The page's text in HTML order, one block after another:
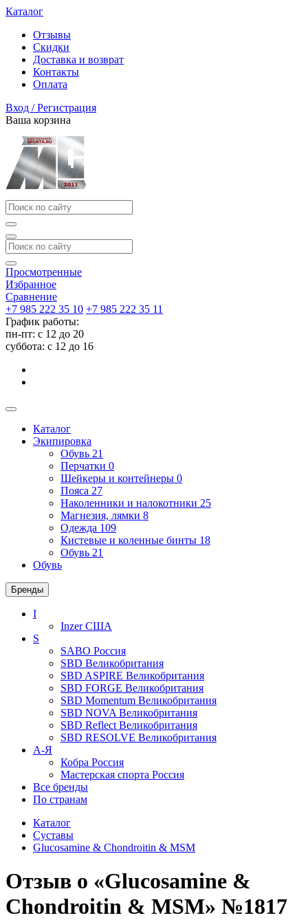
Каталог
Отзывы
Скидки
Доставка и возврат
Контакты
Оплата
Вход / Регистрация
Ваша корзина
Просмотренные
Избранное
Сравнение
+7 985 222 35 10 +7 985 222 35 11
График работы:
пн-пт: с 12 до 20
суббота: c 12 до 16
Каталог
Экипировка
Обувь 21
Перчатки 0
Шейкеры и контейнеры 0
Пояса 27
Наколенники и налокотники 25
Магнезия, лямки 8
Одежда 109
Кистевые и коленные бинты 18
Обувь 21
Обувь
Бренды
I
InzerСША
S
SABO Россия
SBD Великобритания
SBD ASPIRE Великобритания
SBD FORGE Великобритания
SBD Momentum Великобритания
SBD NOVA Великобритания
SBD Reflect Великобритания
SBD RESOLVE Великобритания
А-Я
Кобра Россия
Мастерская спорта Россия
Все бренды
По странам
Каталог
Суставы
Glucosamine & Chondroitin & MSM
Отзыв о «Glucosamine &
Chondroitin & MSM» №1817